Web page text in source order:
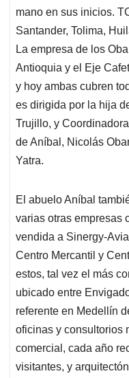
mano en sus inicios.
Santander, Tolima,
La empresa de los
Antioquia y el Eje
y hoy ambas cubren
es dirigida por la hija
Trujillo, y
de Aníbal, Nicolás
Yatra.
El abuelo Aníbal
varias otras empresas
vendida a Sinergy-
Centro Mercantil y
estos, tal vez el más
ubicado entre
referente en Medellín
oficinas y consultorios
comercial, cada año
visitantes, y